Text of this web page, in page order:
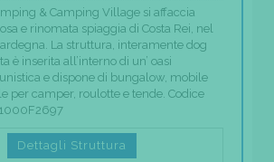
& Camping Village si affaccia
e rinomata spiaggia di Costa Rei, nel
La struttura, interamente dog
è inserita all’interno di un’ oasi
e dispone di bungalow, mobile
per camper, roulotte e tende. Codice
Dettagli Struttura